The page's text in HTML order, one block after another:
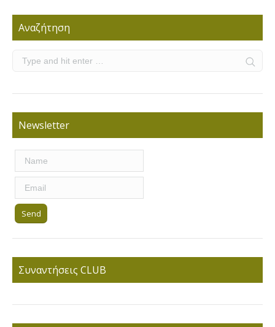
Αναζήτηση
Newsletter
Συναντήσεις CLUB